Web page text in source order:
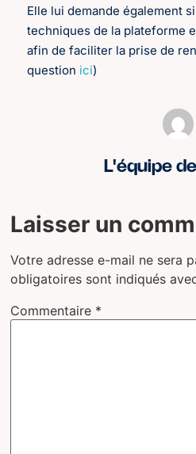
Elle lui demande également
techniques de la plateforme
afin de faciliter la prise de
question ici)
L'équipe
Laisser un
Votre adresse e-mail ne sera
obligatoires sont indiqués
Commentaire *